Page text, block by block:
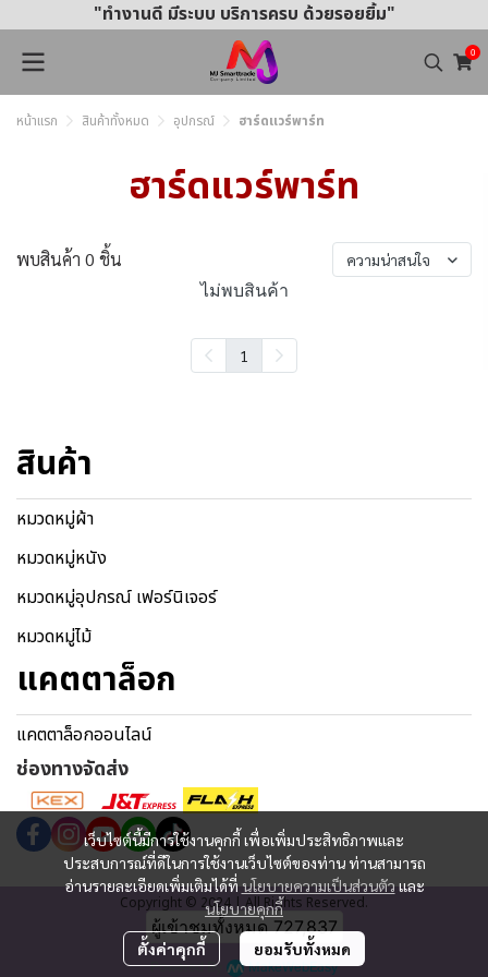
"ทำงานดี มีระบบ บริการครบ ด้วยรอยยิ้ม"
0
หน้าแรก สินค้าทั้งหมด อุปกรณ์ ฮาร์ดแวร์พาร์ท
ฮาร์ดแวร์พาร์ท
พบสินค้า 0 ชิ้น ความน่าสนใจ
ไม่พบสินค้า
1
เว็บไซต์นี้มีการใช้งานคุกกี้ เพื่อเพิ่มประสิทธิภาพและ
ประสบการณ์ที่ดีในการใช้งานเว็บไซต์ของท่าน ท่านสามารถ
อ่านรายละเอียดเพิ่มเติมได้ที่ นโยบายความเป็นส่วนตัว และ
นโยบายคุกกี้
ตั้งค่าคุกกี้ ยอมรับทั้งหมด
สินค้า
หมวดหมู่ผ้า
หมวดหมู่หนัง
หมวดหมู่อุปกรณ์ เฟอร์นิเจอร์
หมวดหมู่ไม้
แคตตาล็อก
แคตตาล็อกออนไลน์
ช่องทางจัดส่ง
Copyright © 2024 | All Rights Reserved.
ผู้เข้าชมทั้งหมด727,837
Powered By MakeWebEasy